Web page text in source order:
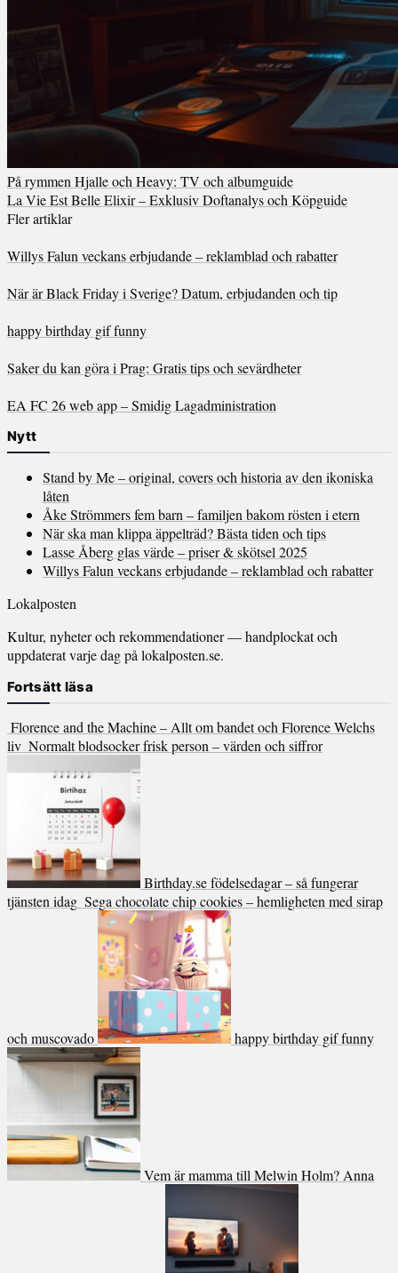
På rymmen Hjalle och Heavy: TV och albumguide
La Vie Est Belle Elixir – Exklusiv Doftanalys och Köpguide
Fler artiklar
Willys Falun veckans erbjudande – reklamblad och rabatter
När är Black Friday i Sverige? Datum, erbjudanden och tip
happy birthday gif funny
Saker du kan göra i Prag: Gratis tips och sevärdheter
EA FC 26 web app – Smidig Lagadministration
Nytt
Stand by Me – original, covers och historia av den ikoniska
låten
Åke Strömmers fem barn – familjen bakom rösten i etern
När ska man klippa äppelträd? Bästa tiden och tips
Lasse Åberg glas värde – priser & skötsel 2025
Willys Falun veckans erbjudande – reklamblad och rabatter
Lokalposten
Kultur, nyheter och rekommendationer — handplockat och
uppdaterat varje dag på lokalposten.se.
Fortsätt läsa
Florence and the Machine – Allt om bandet och Florence Welchs
liv Normalt blodsocker frisk person – värden och siffror
Birthday.se födelsedagar – så fungerar
tjänsten idag Sega chocolate chip cookies – hemligheten med sirap
och muscovado happy birthday gif funny
Vem är mamma till Melwin Holm? Anna